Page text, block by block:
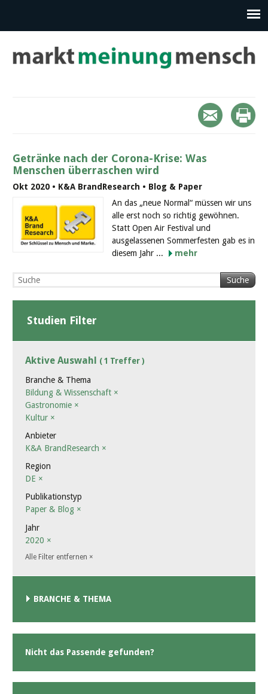
Getränke nach der Corona-Krise: Was
Menschen überraschen wird
Okt 2020 • K&A BrandResearch • Blog & Paper
An das „neue Normal“ müssen wir uns
alle erst noch so richtig gewöhnen.
Statt Open Air Festival und
ausgelassenen Sommerfesten gab es in
diesem Jahr ...
mehr
Suche
Studien Filter
Aktive Auswahl ( 1 Treffer )
Branche & Thema
Bildung & Wissenschaft ×
Gastronomie ×
Kultur ×
Anbieter
K&A BrandResearch ×
Region
DE ×
Publikationstyp
Paper & Blog ×
Jahr
2020 ×
Alle Filter entfernen ×
BRANCHE & THEMA
Nicht das Passende gefunden?